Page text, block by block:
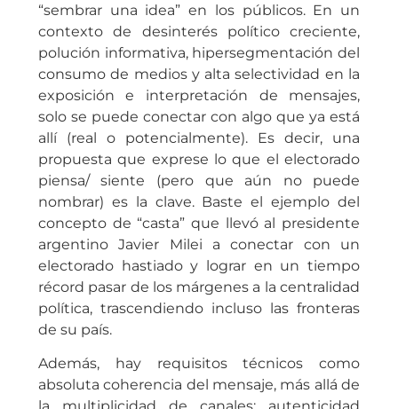
“sembrar una idea” en los públicos. En un
contexto de desinterés político creciente,
polución informativa, hipersegmentación del
consumo de medios y alta selectividad en la
exposición e interpretación de mensajes,
solo se puede conectar con algo que ya está
allí (real o potencialmente). Es decir, una
propuesta que exprese lo que el electorado
piensa/ siente (pero que aún no puede
nombrar) es la clave. Baste el ejemplo del
concepto de “casta” que llevó al presidente
argentino Javier Milei a conectar con un
electorado hastiado y lograr en un tiempo
récord pasar de los márgenes a la centralidad
política, trascendiendo incluso las fronteras
de su país.
Además, hay requisitos técnicos como
absoluta coherencia del mensaje, más allá de